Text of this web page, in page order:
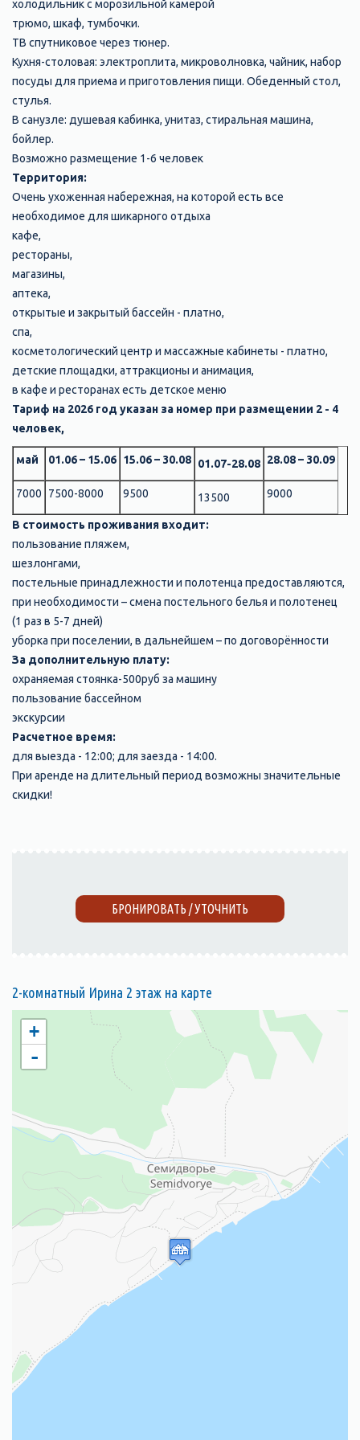
холодильник с морозильной камерой
трюмо, шкаф, тумбочки.
ТВ спутниковое через тюнер.
Кухня-столовая: электроплита, микроволновка, чайник, набор
посуды для приема и приготовления пищи. Обеденный стол,
стулья.
В санузле: душевая кабинка, унитаз, стиральная машина,
бойлер.
Возможно размещение 1-6 человек
Территория:
Очень ухоженная набережная, на которой есть все
необходимое для шикарного отдыха
кафе,
рестораны,
магазины,
аптека,
открытые и закрытый бассейн - платно,
спа,
косметологический центр и массажные кабинеты - платно,
детские площадки, аттракционы и анимация,
в кафе и ресторанах есть детское меню
Тариф на 2026 год указан за номер при размещении 2 - 4
человек,
май 01.06 – 15.06 15.06 – 30.08 01.07-28.08 28.08 – 30.09
7000 7500-8000 9500 13500 9000
В стоимость проживания входит:
пользование пляжем,
шезлонгами,
постельные принадлежности и полотенца предоставляются,
при необходимости – смена постельного белья и полотенец
(1 раз в 5-7 дней)
уборка при поселении, в дальнейшем – по договорённости
За дополнительную плату:
охраняемая стоянка-500руб за машину
пользование бассейном
экскурсии
Расчетное время:
для выезда - 12:00; для заезда - 14:00.
При аренде на длительный период возможны значительные
скидки!
БРОНИРОВАТЬ / УТОЧНИТЬ
2-комнатный Ирина 2 этаж на карте
+
-